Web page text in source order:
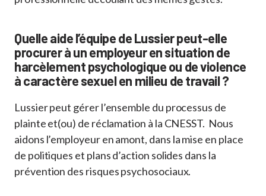
Quelle aide l’équipe de Lussier peut-elle
procurer à un employeur en situation de
harcèlement psychologique ou de violence
à caractère sexuel en milieu de travail ?
Lussier peut gérer l’ensemble du processus de
plainte et(ou) de réclamation à la CNESST. Nous
aidons l’employeur en amont, dans la mise en place
de politiques et plans d’action solides dans la
prévention des risques psychosociaux.